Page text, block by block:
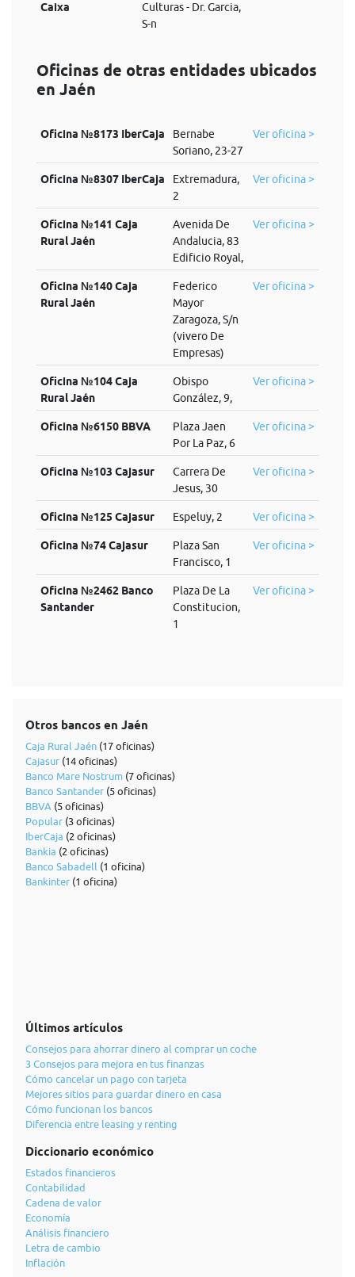
Caixa
Culturas - Dr. Garcia,
S-n
Oficinas de otras entidades ubicados
en Jaén
Oficina №8173 IberCaja
Bernabe
Soriano, 23-27
Ver oficina >
Oficina №8307 IberCaja
Extremadura,
2
Ver oficina >
Oficina №141 Caja
Rural Jaén
Avenida De
Andalucia, 83
Edificio Royal,
Ver oficina >
Oficina №140 Caja
Rural Jaén
Federico
Mayor
Zaragoza, S/n
(vivero De
Empresas)
Ver oficina >
Oficina №104 Caja
Rural Jaén
Obispo
González, 9,
Ver oficina >
Oficina №6150 BBVA
Plaza Jaen
Por La Paz, 6
Ver oficina >
Oficina №103 Cajasur
Carrera De
Jesus, 30
Ver oficina >
Oficina №125 Cajasur Espeluy, 2 Ver oficina >
Oficina №74 Cajasur
Plaza San
Francisco, 1
Ver oficina >
Oficina №2462 Banco
Santander
Plaza De La
Constitucion,
1
Ver oficina >
Otros bancos en Jaén
Caja Rural Jaén (17 oficinas)
Cajasur (14 oficinas)
Banco Mare Nostrum (7 oficinas)
Banco Santander (5 oficinas)
BBVA (5 oficinas)
Popular (3 oficinas)
IberCaja (2 oficinas)
Bankia (2 oficinas)
Banco Sabadell (1 oficina)
Bankinter (1 oficina)
Últimos artículos
Consejos para ahorrar dinero al comprar un coche
3 Consejos para mejora en tus finanzas
Cómo cancelar un pago con tarjeta
Mejores sitios para guardar dinero en casa
Cómo funcionan los bancos
Diferencia entre leasing y renting
Diccionario económico
Estados financieros
Contabilidad
Cadena de valor
Economía
Análisis financiero
Letra de cambio
Inflación